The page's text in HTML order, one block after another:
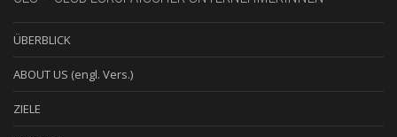
ÜBERBLICK
ABOUT US (engl. Vers.)
ZIELE